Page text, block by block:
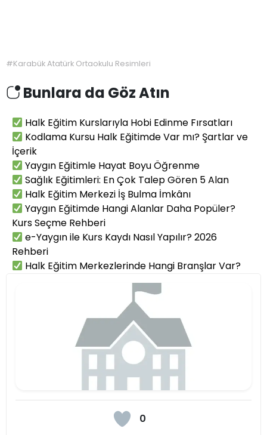
#Karabük Atatürk Ortaokulu Resimleri
Bunlara da Göz Atın
Halk Eğitim Kurslarıyla Hobi Edinme Fırsatları
Kodlama Kursu Halk Eğitimde Var mı? Şartlar ve
İçerik
Yaygın Eğitimle Hayat Boyu Öğrenme
Sağlık Eğitimleri: En Çok Talep Gören 5 Alan
Halk Eğitim Merkezi İş Bulma İmkânı
Yaygın Eğitimde Hangi Alanlar Daha Popüler?
Kurs Seçme Rehberi
e-Yaygın ile Kurs Kaydı Nasıl Yapılır? 2026
Rehberi
Halk Eğitim Merkezlerinde Hangi Branşlar Var?
0